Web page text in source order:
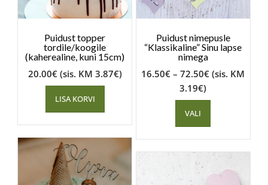
Puidust topper
tordile/koogile
(kaherealine, kuni 15cm)
20.00€ (sis. KM 3.87€)
LISA KORVI
Puidust nimepusle
“Klassikaline” Sinu lapse
nimega
16.50€ – 72.50€ (sis. KM
3.19€)
VALI